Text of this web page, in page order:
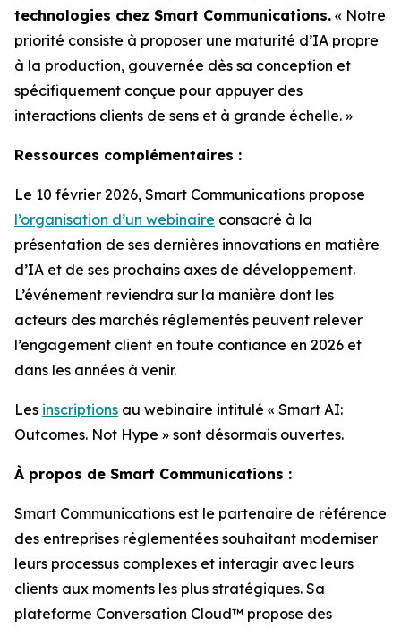
technologies chez Smart Communications. « Notre
priorité consiste à proposer une maturité d’IA propre
à la production, gouvernée dès sa conception et
spécifiquement conçue pour appuyer des
interactions clients de sens et à grande échelle. »
Ressources complémentaires :
Le 10 février 2026, Smart Communications propose
l’organisation d’un webinaire consacré à la
présentation de ses dernières innovations en matière
d’IA et de ses prochains axes de développement.
L’événement reviendra sur la manière dont les
acteurs des marchés réglementés peuvent relever
l’engagement client en toute confiance en 2026 et
dans les années à venir.
Les inscriptions au webinaire intitulé « Smart AI:
Outcomes. Not Hype » sont désormais ouvertes.
À propos de Smart Communications :
Smart Communications est le partenaire de référence
des entreprises réglementées souhaitant moderniser
leurs processus complexes et interagir avec leurs
clients aux moments les plus stratégiques. Sa
plateforme Conversation Cloud™ propose des